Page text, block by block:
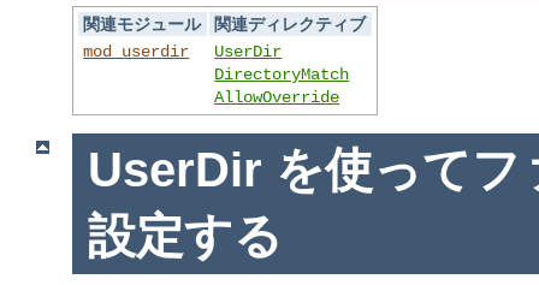
関連モジュール
関連ディレクティブ
mod_userdir
UserDir
DirectoryMatch
AllowOverride
UserDir を使ってフ
設定する